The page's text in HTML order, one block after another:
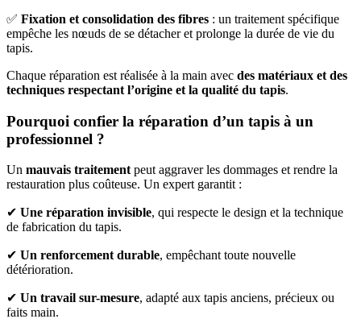
✅ Fixation et consolidation des fibres : un traitement spécifique
empêche les nœuds de se détacher et prolonge la durée de vie du
tapis.
Chaque réparation est réalisée à la main avec des matériaux et des
techniques respectant l’origine et la qualité du tapis.
Pourquoi confier la réparation d’un tapis à un
professionnel ?
Un mauvais traitementpeut aggraver les dommages et rendre la
restauration plus coûteuse. Un expert garantit :
✔ Une réparation invisible, qui respecte le design et la technique
de fabrication du tapis.
✔ Un renforcement durable, empêchant toute nouvelle
détérioration.
✔ Un travail sur-mesure, adapté aux tapis anciens, précieux ou
faits main.